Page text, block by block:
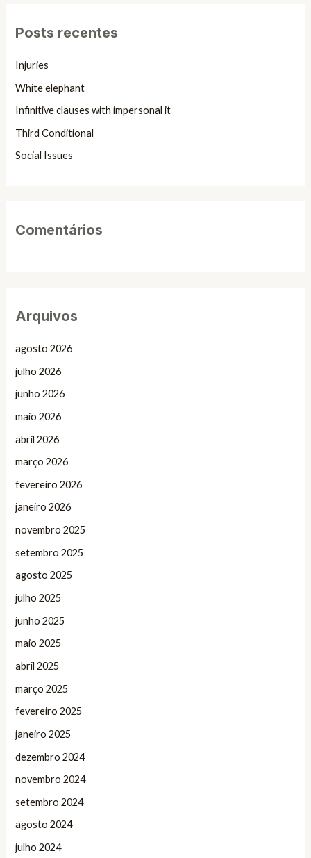
u
p
o
Posts recentes
Injuries
White elephant
Infinitive clauses with impersonal it
Third Conditional
Social Issues
Comentários
Arquivos
agosto 2026
julho 2026
junho 2026
maio 2026
abril 2026
março 2026
fevereiro 2026
janeiro 2026
novembro 2025
setembro 2025
agosto 2025
julho 2025
junho 2025
maio 2025
abril 2025
março 2025
fevereiro 2025
janeiro 2025
dezembro 2024
novembro 2024
setembro 2024
agosto 2024
julho 2024